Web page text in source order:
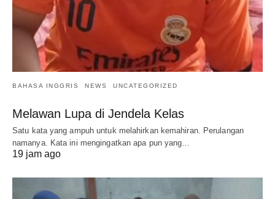
BAHASA INGGRIS NEWS UNCATEGORIZED
Melawan Lupa di Jendela Kelas
Satu kata yang ampuh untuk melahirkan kemahiran. Perulangan
namanya. Kata ini mengingatkan apa pun yang…
19 jam ago